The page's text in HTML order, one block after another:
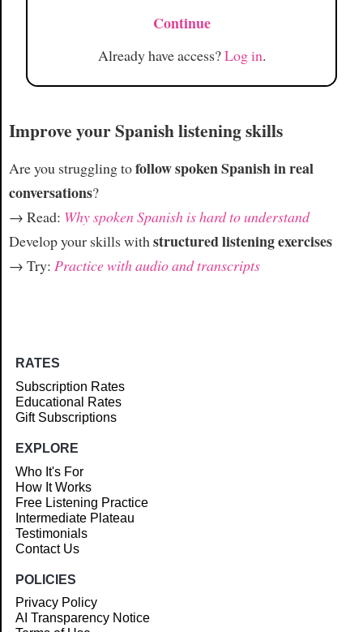
Continue
Already have access?Log in.
Improve your Spanish listening skills
Are you struggling tofollow spoken Spanish in real
conversations?
→ Read: Why spoken Spanish is hard to understand
Develop your skills with structured listening exercises
→ Try: Practice with audio and transcripts
RATES
Subscription Rates
Educational Rates
Gift Subscriptions
EXPLORE
Who It's For
How It Works
Free Listening Practice
Intermediate Plateau
Testimonials
Contact Us
POLICIES
Privacy Policy
AI Transparency Notice